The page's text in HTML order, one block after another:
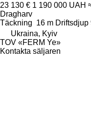
23 130 € 1 190 000 UAH
Dragharv
Täckning 16 m Driftsdjup
Ukraina, Kyiv
TOV «FERM Ye»
Kontakta säljaren